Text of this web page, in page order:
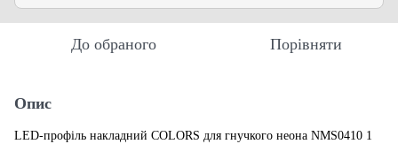
До обраного Порівняти
Опис
LED-профіль накладний COLORS для гнучкого неона NMS0410 1